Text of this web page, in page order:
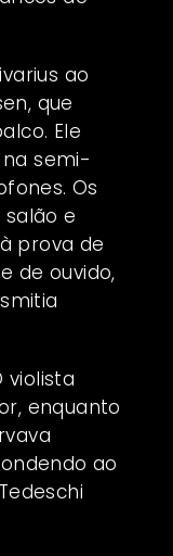
ao
que
Ele
semi-
Os
e
prova de
de ouvido,
violista
enquanto
ao